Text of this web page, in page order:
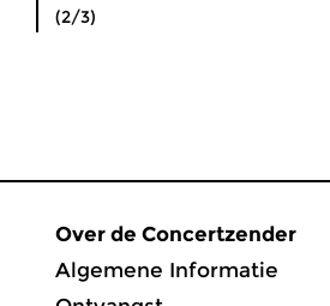
(2/3)
Over de Concertzender
Algemene Informatie